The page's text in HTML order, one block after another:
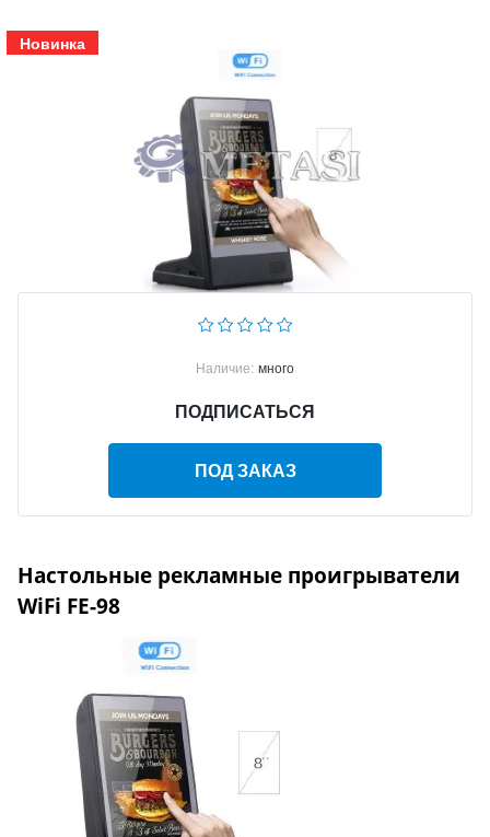
Новинка
Наличие: много
ПОДПИСАТЬСЯ
ПОД ЗАКАЗ
Настольные рекламные проигрыватели
WiFi FE-98